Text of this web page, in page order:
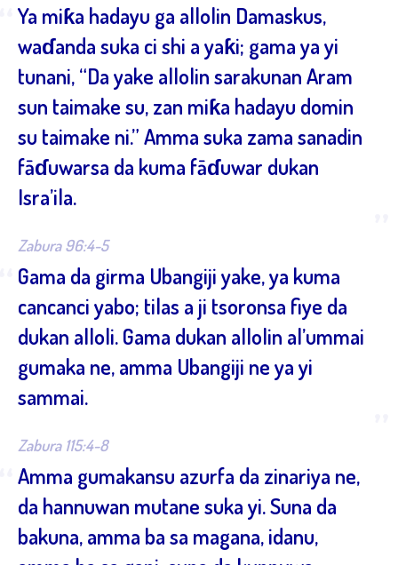
Ya miƙa hadayu ga allolin Damaskus,
waɗanda suka ci shi a yaƙi; gama ya yi
tunani, “Da yake allolin sarakunan Aram
sun taimake su, zan miƙa hadayu domin
su taimake ni.” Amma suka zama sanadin
fāɗuwarsa da kuma fāɗuwar dukan
Isra’ila.
Zabura 96:4-5
Gama da girma Ubangiji yake, ya kuma
cancanci yabo; tilas a ji tsoronsa fiye da
dukan alloli. Gama dukan allolin al’ummai
gumaka ne, amma Ubangiji ne ya yi
sammai.
Zabura 115:4-8
Amma gumakansu azurfa da zinariya ne,
da hannuwan mutane suka yi. Suna da
bakuna, amma ba sa magana, idanu,